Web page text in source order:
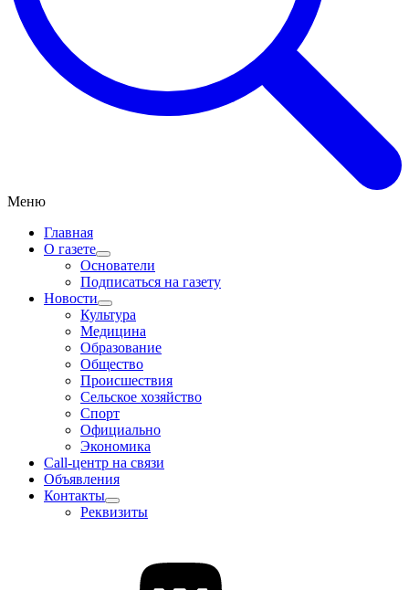
Меню
Главная
О газете
Основатели
Подписаться на газету
Новости
Культура
Медицина
Образование
Общество
Происшествия
Сельское хозяйство
Спорт
Официально
Экономика
Call-центр на связи
Объявления
Контакты
Реквизиты